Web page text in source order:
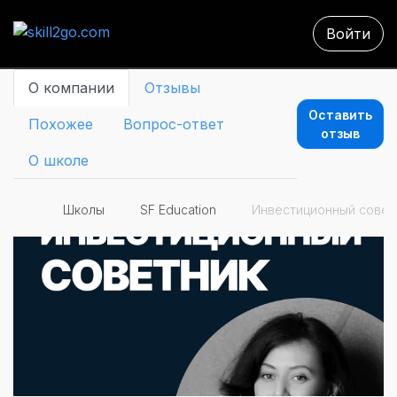
Войти
О компании Отзывы
Похожее Вопрос-ответ
О школе
Оставить
отзыв
Школы SF Education Инвестиционный